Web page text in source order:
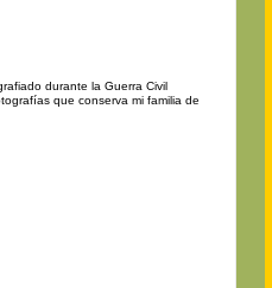
durante la Guerra Civil
que conserva mi familia de